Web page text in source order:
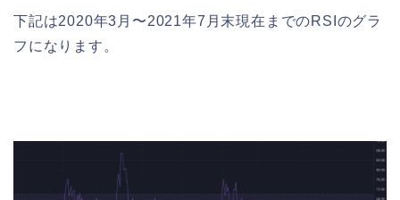
下記は2020年3月〜2021年7月末現在までのRSIのグラ
フになります。